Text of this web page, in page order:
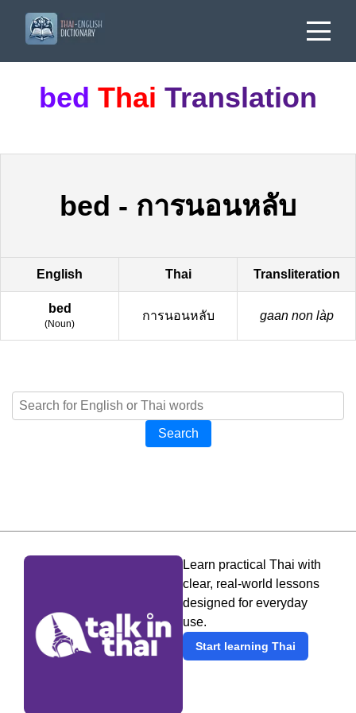
bed Thai Translation
bed - การนอนหลับ
English Thai Transliteration
bed
(Noun)
การนอนหลับ gaan non làp
Search
Learn practical Thai with
clear, real-world lessons
designed for everyday
use.
Start learning Thai